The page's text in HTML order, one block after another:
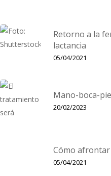
Retorno a la
lactancia
05/04/2021
Mano-boca-pie
20/02/2023
Cómo
05/04/2021